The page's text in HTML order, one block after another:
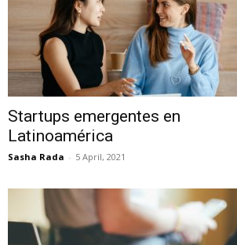
Startups emergentes en
Latinoamérica
Sasha Rada - 5 April, 2021